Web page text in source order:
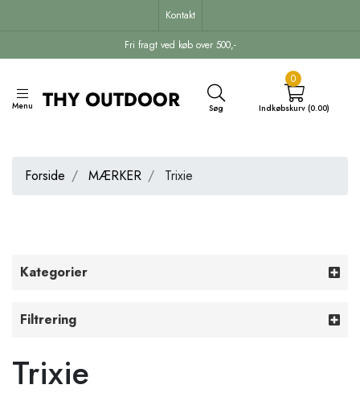
Fri fragt ved køb over 500,-
Kontakt
Menu Søg
0
Indkøbskurv (0.00)
Forside MÆRKER Trixie
Kategorier
Filtrering
Trixie